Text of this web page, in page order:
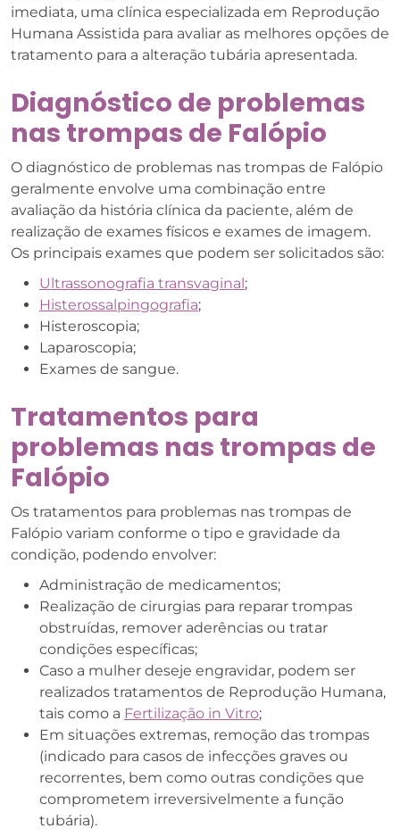
imediata, uma clínica especializada em Reprodução
Humana Assistida para avaliar as melhores opções de
tratamento para a alteração tubária apresentada.
Diagnóstico de problemas
nas trompas de Falópio
O diagnóstico de problemas nas trompas de Falópio
geralmente envolve uma combinação entre
avaliação da história clínica da paciente, além de
realização de exames físicos e exames de imagem.
Os principais exames que podem ser solicitados são:
Ultrassonografia transvaginal;
Histerossalpingografia;
Histeroscopia;
Laparoscopia;
Exames de sangue.
Tratamentos para
problemas nas trompas de
Falópio
Os tratamentos para problemas nas trompas de
Falópio variam conforme o tipo e gravidade da
condição, podendo envolver:
Administração de medicamentos;
Realização de cirurgias para reparar trompas
obstruídas, remover aderências ou tratar
condições específicas;
Caso a mulher deseje engravidar, podem ser
realizados tratamentos de Reprodução Humana,
tais como a Fertilização in Vitro;
Em situações extremas, remoção das trompas
(indicado para casos de infecções graves ou
recorrentes, bem como outras condições que
comprometem irreversivelmente a função
tubária).